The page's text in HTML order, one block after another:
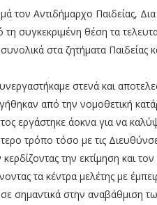
τον Αντιδήμαρχο Παιδείας,
συγκεκριμένη θέση τα
στα ζητήματα Παιδείας
στενά και
από την νομοθετική
εργάστηκε άοκνα για να
τρόπο τόσο με τις
την εκτίμηση και
τα κέντρα μελέτης με
σημαντικά στην αναβάθμιση